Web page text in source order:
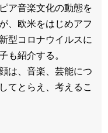
ア音楽文化の動態を
、欧米をはじめアフ
型コロナウイルスに
も紹介する。
は、音楽、芸能につ
てとらえ、考えるこ